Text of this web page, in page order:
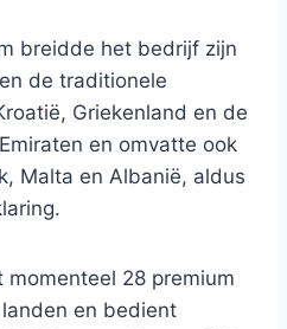
breidde het bedrijf zijn
de traditionele
Griekenland en de
en omvatte ook
Malta en Albanië, aldus
28 premium
en bedient